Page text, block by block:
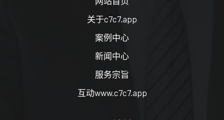
关于c7c7.app
案例中心
新闻中心
服务宗旨
互动www.c7c7.app